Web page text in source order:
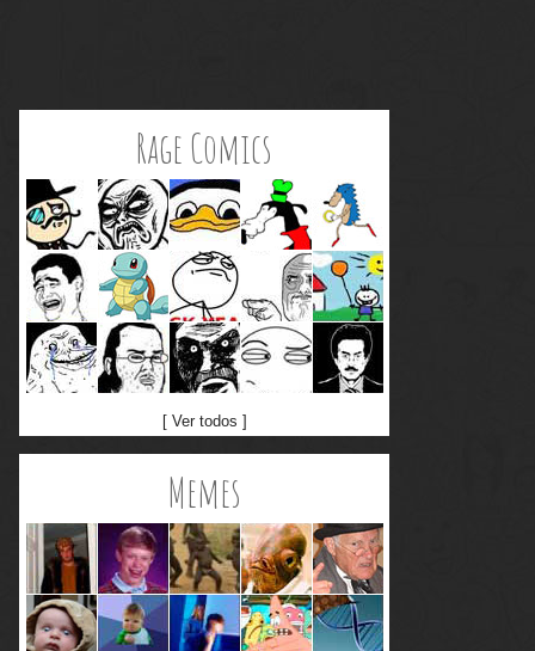
Rage Comics
[ Ver todos ]
Memes